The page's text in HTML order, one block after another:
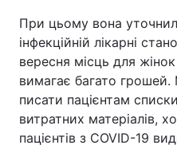
При цьому вона
інфекційній лікарні
вересня місць для
вимагає багато
писати пацієнтам списки
витратних матеріалів,
пацієнтів з COVID-19